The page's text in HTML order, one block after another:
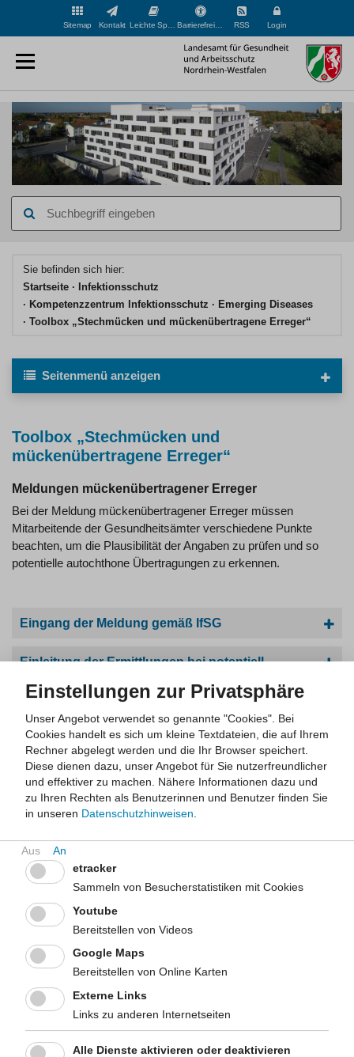
Sitemap Kontakt Barrierefreiheit RSS Login
eingeben
Sie befinden sich hier:
Startseite
Infektionsschutz
Kompetenzzentrum Infektionsschutz
Emerging Diseases
Toolbox „Stechmücken und mückenübertragene Erreger“
Seitenmenü anzeigen
Toolbox „Stechmücken und
mückenübertragene Erreger“
Meldungen mückenübertragener Erreger
Bei der Meldung mückenübertragener Erreger müssen
Mitarbeitende der Gesundheitsämter verschiedene Punkte
beachten, um die Plausibilität der Angaben zu prüfen und so
potentielle autochthone Übertragungen zu erkennen.
Eingang der Meldung gemäß IfSG
Einleitung der Ermittlungen bei potentiell
Erkrankungen
Verdacht auf autochthone mückenübertragene
Erkrankungen bestätigen
Tigermückenfunde
Funde der asiatischen Tigermücke (Aedes albopictus) erfordern
Beteiligten. Bürgerinnen und Bürger sollen einen möglichen
Befall in ihrem Garten erkennen und bekämpfen können,
Reiserückkehrende müssen über das Risiko
mückenübertragener Infektionen informiert sein und Ärztinnen
und Ärzte sollen bei der Diagnose den Zusammenhang
herstellen können. Nur so lässt sich die Ausbreitung frühzeitig
eindämmen und das Risiko für Krankheitsübertragungen
verringern.
Unterstützung beim Umgang mit Tigermückenfunden bieten
die folgenden Materialien:
Einstellungen zur Privatsphäre
Unser Angebot verwendet so genannte "Cookies". Bei
Cookies handelt es sich um kleine Textdateien, die auf Ihrem
Rechner abgelegt werden und die Ihr Browser speichert.
Diese dienen dazu, unser Angebot für Sie nutzerfreundlicher
und effektiver zu machen.
Nähere Informationen dazu und
zu Ihren Rechten als Benutzerinnen und Benutzer finden Sie
in unseren Datenschutzhinweisen
etracker
Sammeln von Besucherstatistiken mit Cookies
Youtube
Bereitstellen von Videos
Google Maps
Bereitstellen von Online Karten
Externe Links
Links zu anderen Internetseiten
Alle Dienste aktivieren oder deaktivieren